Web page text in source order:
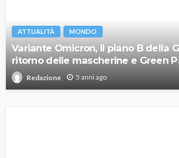
ATTUALITÀ MONDO
Variante Omicron, il piano B della
ritorno delle mascherine e Green
Redazione 5 anni ago